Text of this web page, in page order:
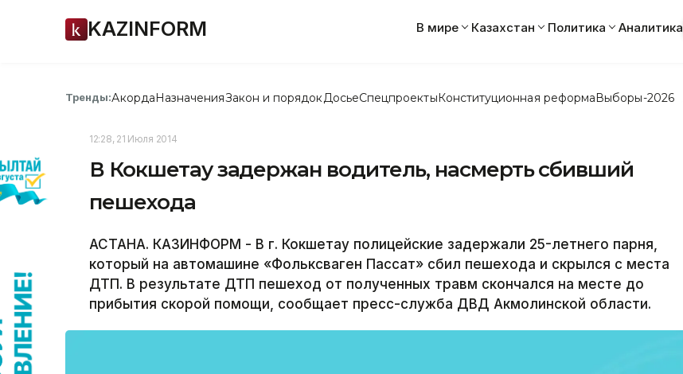
KAZINFORM В мире Казахстан Политика Аналитика
Тренды:АкордаНазначенияЗакон и порядок ДосьеСпецпроектыКонституционная реформаВыборы-2026
12:28, 21 Июля 2014
В Кокшетау задержан водитель, насмерть сбивший
пешехода
АСТАНА. КАЗИНФОРМ - В г. Кокшетау полицейские задержали 25-летнего парня,
который на автомашине «Фольксваген Пассат» сбил пешехода и скрылся с места
ДТП. В результате ДТП пешеход от полученных травм скончался на месте до
прибытия скорой помощи, сообщает пресс-служба ДВД Акмолинской области.